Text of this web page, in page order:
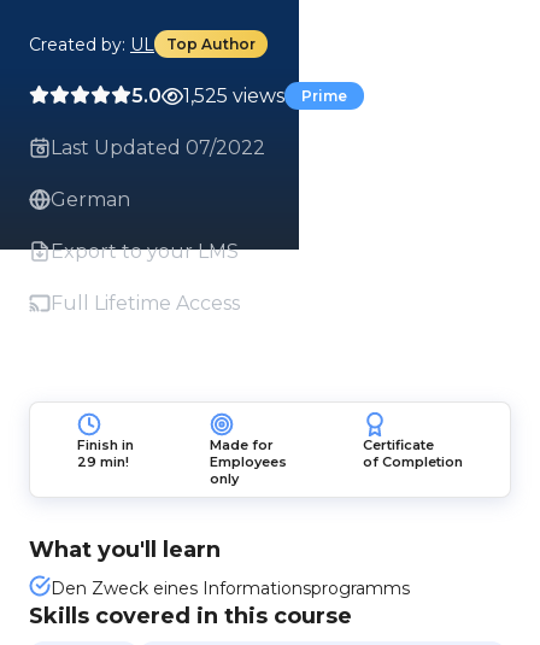
Created by: UL Top Author
5.0 1,525 views Prime
Last Updated 07/2022
German
Export to your LMS
Full Lifetime Access
Finish in
29 min!
Made for
Employees
only
Certificate
of Completion
What you'll learn
Den Zweck eines Informationsprogramms
Skills covered in this course